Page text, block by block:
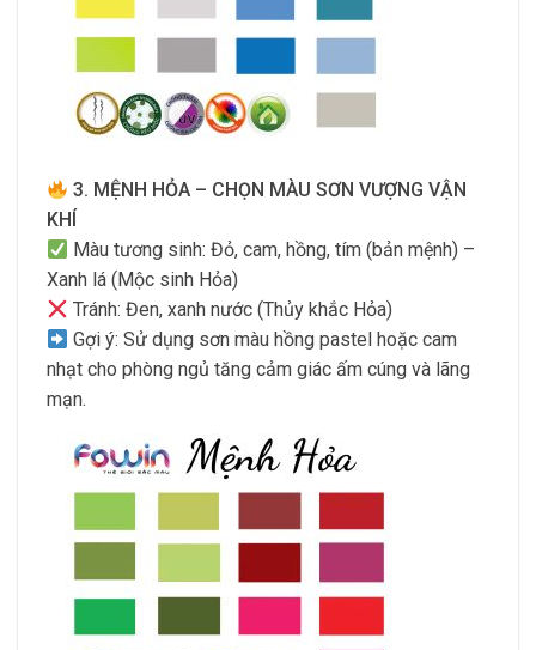
3. MỆNH HỎA – CHỌN MÀU SƠN VƯỢNG VẬN
KHÍ
Màu tương sinh: Đỏ, cam, hồng, tím (bản mệnh) –
Xanh lá (Mộc sinh Hỏa)
Tránh: Đen, xanh nước (Thủy khắc Hỏa)
Gợi ý: Sử dụng sơn màu hồng pastel hoặc cam
nhạt cho phòng ngủ tăng cảm giác ấm cúng và lãng
mạn.